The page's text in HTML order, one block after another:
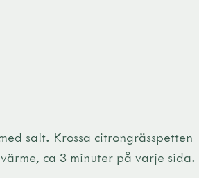
salt. Krossa citrongrässpetten
ca 3 minuter på varje sida.